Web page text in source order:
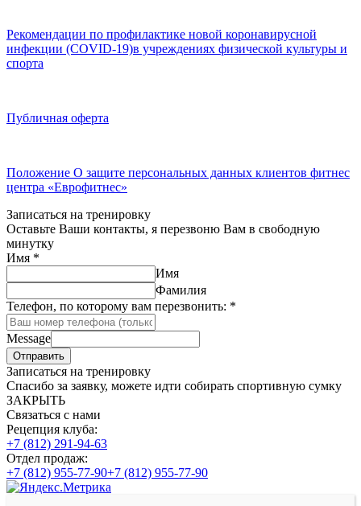
Рекомендации по профилактике новой коронавирусной
инфекции (COVID-19)в учреждениях физической культуры и
спорта
Публичная оферта
Положение О защите персональных данных клиентов фитнес
центра «Еврофитнес»
Записаться на тренировку
Оставьте Ваши контакты, я перезвоню Вам в свободную
минутку
Имя *
Имя
Фамилия
Телефон, по которому вам перезвонить: *
Message
Отправить
Записаться на тренировку
Спасибо за заявку, можете идти собирать спортивную сумку
ЗАКРЫТЬ
Связаться с нами
Рецепция клуба:
+7 (812) 291-94-63
Отдел продаж:
+7 (812) 955-77-90+7 (812) 955-77-90